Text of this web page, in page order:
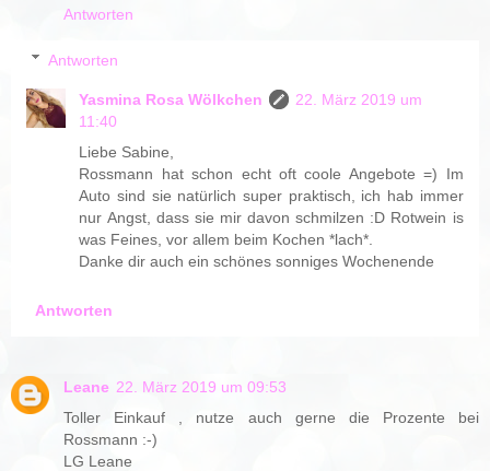
Antworten
Antworten
Yasmina Rosa Wölkchen
22. März 2019 um
11:40
Liebe Sabine,
Rossmann hat schon echt oft coole Angebote =) Im
Auto sind sie natürlich super praktisch, ich hab immer
nur Angst, dass sie mir davon schmilzen :D Rotwein is
was Feines, vor allem beim Kochen *lach*.
Danke dir auch ein schönes sonniges Wochenende
Antworten
Leane 22. März 2019 um 09:53
Toller Einkauf , nutze auch gerne die Prozente bei
Rossmann :-)
LG Leane